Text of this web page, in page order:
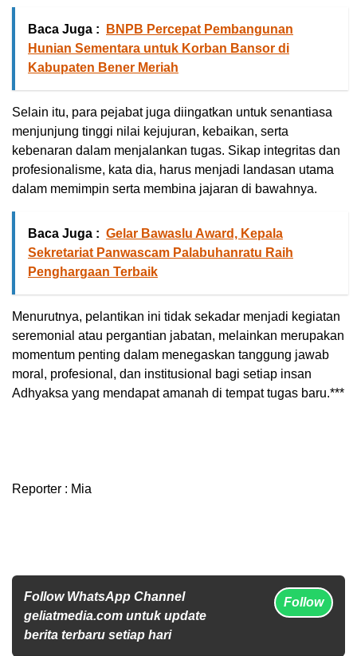
Baca Juga :
BNPB Percepat Pembangunan
Hunian Sementara untuk Korban Bansor di
Kabupaten Bener Meriah
Selain itu, para pejabat juga diingatkan untuk senantiasa
menjunjung tinggi nilai kejujuran, kebaikan, serta
kebenaran dalam menjalankan tugas. Sikap integritas dan
profesionalisme, kata dia, harus menjadi landasan utama
dalam memimpin serta membina jajaran di bawahnya.
Baca Juga : Gelar Bawaslu Award, Kepala
Sekretariat Panwascam Palabuhanratu Raih
Penghargaan Terbaik
Menurutnya, pelantikan ini tidak sekadar menjadi kegiatan
seremonial atau pergantian jabatan, melainkan merupakan
momentum penting dalam menegaskan tanggung jawab
moral, profesional, dan institusional bagi setiap insan
Adhyaksa yang mendapat amanah di tempat tugas baru.***
Reporter : Mia
Follow WhatsApp Channel
geliatmedia.com untuk update
berita terbaru setiap hari
Follow